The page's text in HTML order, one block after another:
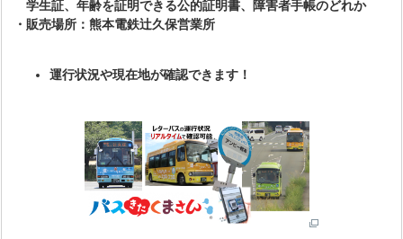
学生証、年齢を証明できる公的証明書、障害者手帳のどれか
・販売場所：熊本電鉄辻󠄀久保営業所
運行状況や現在地が確認できます！